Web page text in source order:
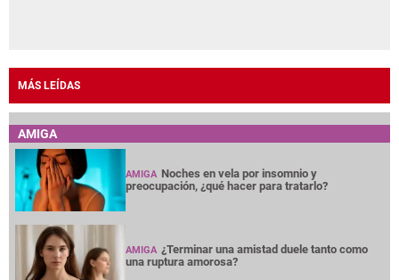
MÁS LEÍDAS
AMIGA
AMIGA Noches en vela por insomnio y
preocupación, ¿qué hacer para tratarlo?
AMIGA ¿Terminar una amistad duele tanto como
una ruptura amorosa?